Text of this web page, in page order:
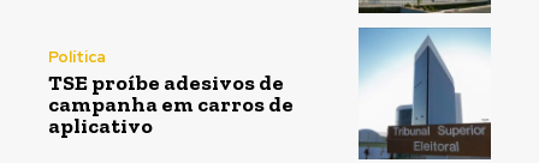
Política
TSE proíbe adesivos de
campanha em carros de
aplicativo